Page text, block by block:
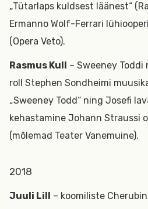
„Tütarlaps kuldsest läänest“
Ermanno Wolf-Ferrari
(Opera Veto).
Rasmus Kull – Sweeney
roll Stephen Sondheimi
„Sweeney Todd“ ning Josefi
kehastamine Johann Straussi
(mõlemad Teater Vanemuine).
2018
Juuli Lill – koomiliste